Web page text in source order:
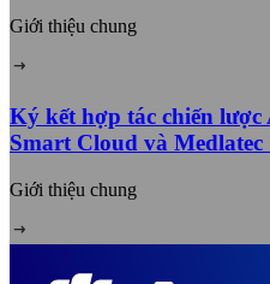
Giới thiệu chung
Ký kết hợp tác chiến
Smart Cloud và
Giới thiệu chung